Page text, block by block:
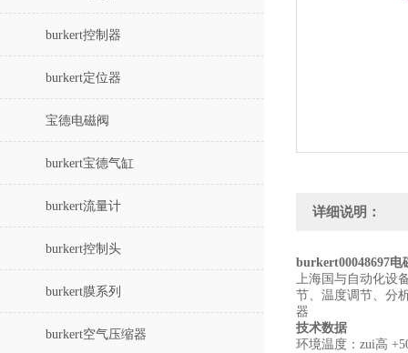
burkert控制器
burkert定位器
宝德电磁阀
burkert宝德气缸
burkert流量计
burkert控制头
burkert膜系列
burkert空气压缩器
详细说明：
burkert00048697电
上海国与自动化设
节、温度调节、分
器
技术数据
环境温度：zui高